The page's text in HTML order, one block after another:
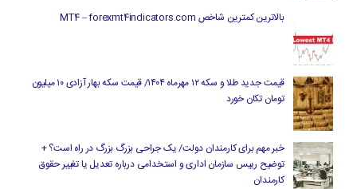
بالاترین کمترین شاخص MT4 – forexmt4indicators.com
قیمت جدید طلا و سکه ۱۲ مهرماه ۱۴۰۴/ قیمت سکه بهار آزادی ۱۰ میلیون
تومان تکان خورد
خبر مهم برای کارمندان دولت/ یک جراحی بزرگ بزرگ در راه است؟ +
توضیح رییس سازمان اداری و استخدامی درباره تعدیل یا تغییر حقوق
کارمندان